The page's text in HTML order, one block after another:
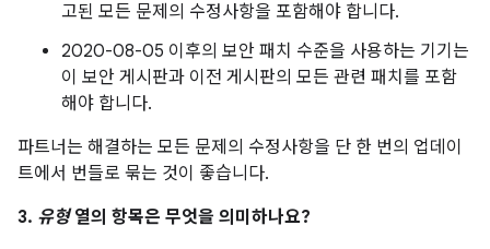
고된 모든 문제의 수정사항을 포함해야 합니다.
2020-08-05 이후의 보안 패치 수준을 사용하는 기기는
이 보안 게시판과 이전 게시판의 모든 관련 패치를 포함
해야 합니다.
파트너는 해결하는 모든 문제의 수정사항을 단 한 번의 업데이
트에서 번들로 묶는 것이 좋습니다.
3. 유형열의 항목은 무엇을 의미하나요?